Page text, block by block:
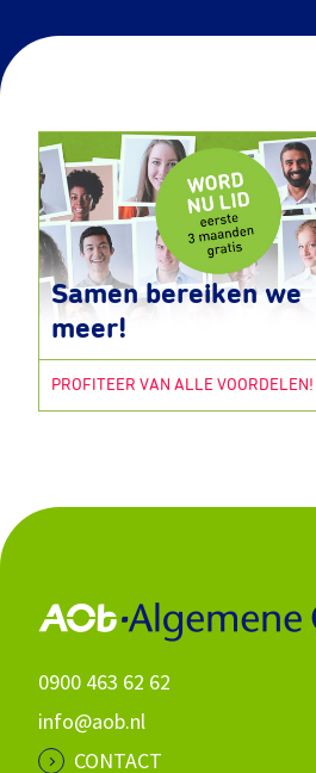
Samen bereiken we
meer!
PROFITEER VAN ALLE VOORDELEN!
0900 463 62 62
info@aob.nl
CONTACT